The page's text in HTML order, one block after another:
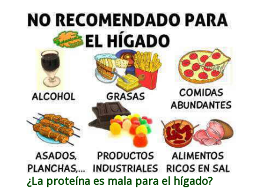
¿La proteína es mala para el hígado?